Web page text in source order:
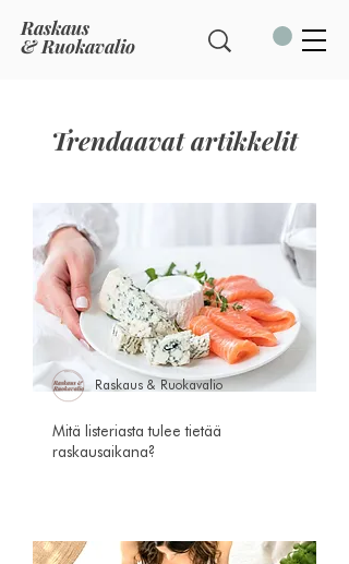
Raskaus
& Ruokavalio
Trendaavat artikkelit
Raskaus & Ruokavalio
Mitä listeriasta tulee tietää
raskausaikana?